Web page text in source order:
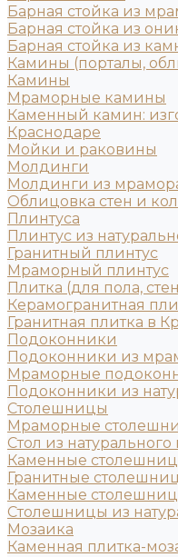
Барная стойка из
Барная стойка из
Барная стойка из
Камины (порталы,
Камины
Мраморные камины
Каменный камин:
Краснодаре
Мойки и раковины
Молдинги
Молдинги из
Облицовка стен и
Плинтуса
Плинтус из
Гранитный плинтус
Мраморный плинтус
Плитка (для пола,
Керамогранитная
Гранитная плитка в
Подоконники
Подоконники из
Мраморные
Подоконники из
Столешницы
Мраморные
Стол из натурального
Каменные
Гранитные
Каменные
Столешницы из
Мозаика
Каменная плитка-